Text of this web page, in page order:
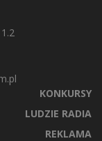
KONKURSY
LUDZIE RADIA
REKLAMA